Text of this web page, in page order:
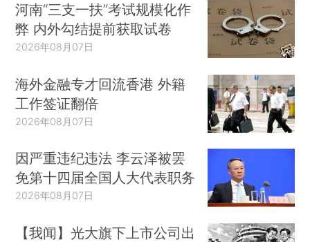
河南“三支一扶”考试规模化作
弊 内外勾结提前获取试卷
2026年08月07日
海外金融专才回流香港 外籍
工作签证翻倍
2026年08月07日
因严重违纪违法 李云泽被罢
免第十四届全国人大代表职务
2026年08月07日
【我闻】光大旗下上市公司出